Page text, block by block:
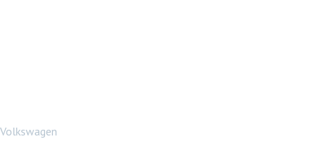
Volkswagen